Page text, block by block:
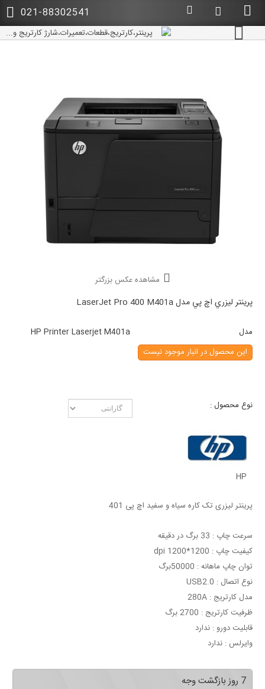
021-88302541
مشاهده عکس بزرگتر
پرينتر ليزري اچ پي مدل LaserJet Pro 400 M401a
مدل
HP Printer Laserjet M401a
این محصول در انبار موجود نیست
نوع محصول :
HP
پرینتر لیزری تک کاره سیاه و سفید اچ پی 401
سرعت چاپ : 33 برگ در دقیقه
کیفیت چاپ : 1200*dpi 1200
توان چاپ ماهانه : 50000برگ
نوع اتصال : USB2.0
مدل کارتریج : 280A
ظرفیت کارتریج : 2700 برگ
قابلیت دورو : ندارد
وایرلس : ندارد
7 روز بازگشت وجه